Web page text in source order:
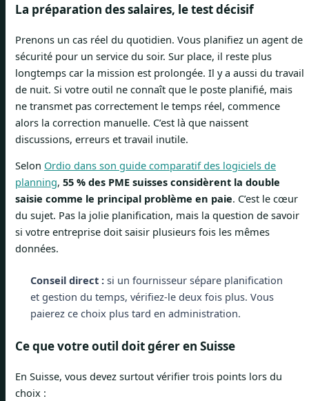
La préparation des salaires, le test décisif
Prenons un cas réel du quotidien. Vous planifiez un agent de
sécurité pour un service du soir. Sur place, il reste plus
longtemps car la mission est prolongée. Il y a aussi du travail
de nuit. Si votre outil ne connaît que le poste planifié, mais
ne transmet pas correctement le temps réel, commence
alors la correction manuelle. C’est là que naissent
discussions, erreurs et travail inutile.
Selon Ordio dans son guide comparatif des logiciels de
planning, 55 % des PME suisses considèrent la double
saisie comme le principal problème en paie. C’est le cœur
du sujet. Pas la jolie planification, mais la question de savoir
si votre entreprise doit saisir plusieurs fois les mêmes
données.
Conseil direct :si un fournisseur sépare planification
et gestion du temps, vérifiez-le deux fois plus. Vous
paierez ce choix plus tard en administration.
Ce que votre outil doit gérer en Suisse
En Suisse, vous devez surtout vérifier trois points lors du
choix :